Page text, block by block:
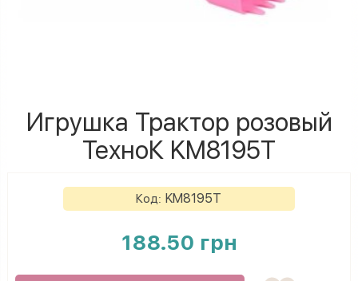
Игрушка Трактор розовый
ТехноК KM8195T
Код: KM8195T
188.50 грн